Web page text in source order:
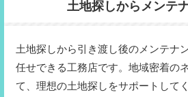
土地探しからメンテ
土地探しから引き渡し後のメンテナ
任せできる工務店です。地域密着の
て、理想の土地探しをサポートして